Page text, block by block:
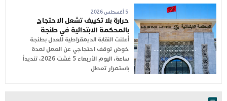
5 أغسطس 2026
حرارة بلا تكييف تشعل الاحتجاج
بالمحكمة الابتدائية في طنجة
أعلنت النقابة الديمقراطية للعدل بطنجة
خوض توقف احتجاجي عن العمل لمدة
ساعة، اليوم الأربعاء 5 غشت 2026، تنديداً
باستمرار تعطل